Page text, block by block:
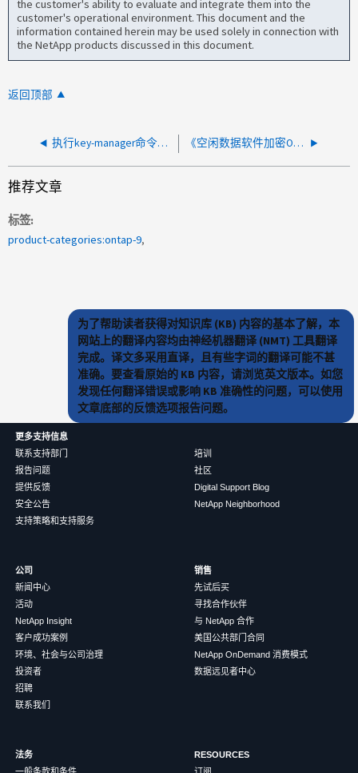
the customer's ability to evaluate and integrate them into the
customer's operational environment. This document and the
information contained herein may be used solely in connection with
the NetApp products discussed in this document.
返回顶部
执行key-manager命令时出现Cryptsoft错误"ssl_peer_validation" 《空闲数据软件加密ONTAP 映像解析指南》
推荐文章
标签
product-categories:ontap-9
为了帮助读者获得对知识库 (KB) 内容的基本了解，本
网站上的翻译内容均由神经机器翻译 (NMT) 工具翻译
完成。译文多采用直译，且有些字词的翻译可能不甚
准确。要查看原始的 KB 内容，请浏览英文版本。如您
发现任何翻译错误或影响 KB 准确性的问题，可以使用
文章底部的反馈选项报告问题。
更多支持信息
联系支持部门
报告问题
提供反馈
安全公告
支持策略和支持服务
培训
社区
Digital Support Blog
NetApp Neighborhood
公司
新闻中心
活动
NetApp Insight
客户成功案例
环境、社会与公司治理
投资者
招聘
联系我们
销售
先试后买
寻找合作伙伴
与 NetApp 合作
美国公共部门合同
NetApp OnDemand 消费模式
数据远见者中心
法务
RESOURCES